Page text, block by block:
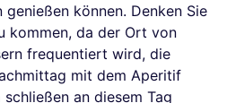
können. Denken Sie
kommen, da der Ort von
frequentiert wird, die
mit dem Aperitif
an diesem Tag